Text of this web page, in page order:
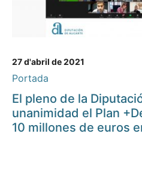
27 d'abril de 2021
Portada
El pleno de la
unanimidad el Plan
10 millones de euros